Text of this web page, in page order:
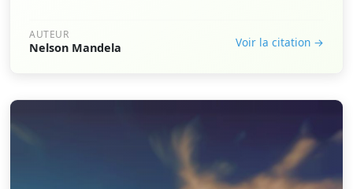
AUTEUR
Nelson Mandela Voir la citation →